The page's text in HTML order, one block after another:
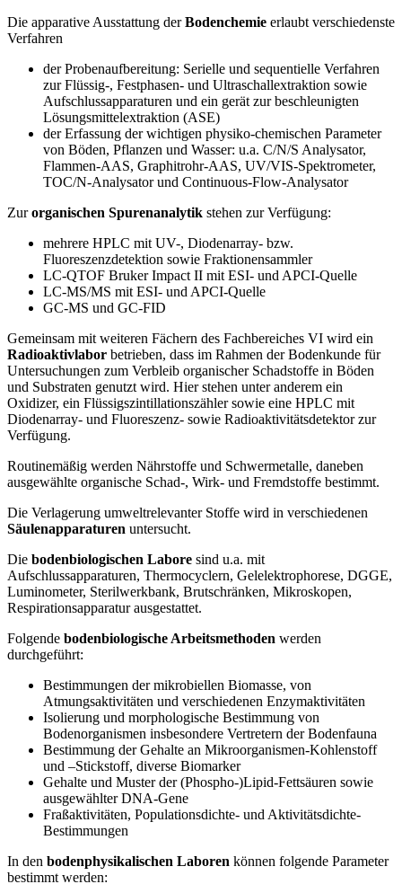
Die apparative Ausstattung derBodenchemie erlaubt verschiedenste
Verfahren
der Probenaufbereitung: Serielle und sequentielle Verfahren
zur Flüssig-, Festphasen- und Ultraschallextraktion sowie
Aufschlussapparaturen und ein gerät zur beschleunigten
Lösungsmittelextraktion (ASE)
der Erfassung der wichtigen physiko-chemischen Parameter
von Böden, Pflanzen und Wasser: u.a. C/N/S Analysator,
Flammen-AAS, Graphitrohr-AAS, UV/VIS-Spektrometer,
TOC/N-Analysator und Continuous-Flow-Analysator
Zurorganischen Spurenanalytik stehen zur Verfügung:
mehrere HPLC mit UV-, Diodenarray- bzw.
Fluoreszenzdetektion sowie Fraktionensammler
LC-QTOF Bruker Impact II mit ESI- und APCI-Quelle
LC-MS/MS mit ESI- und APCI-Quelle
GC-MS und GC-FID
Gemeinsam mit weiteren Fächern des Fachbereiches VI wird ein
Radioaktivlabor betrieben, dass im Rahmen der Bodenkunde für
Untersuchungen zum Verbleib organischer Schadstoffe in Böden
und Substraten genutzt wird. Hier stehen unter anderem ein
Oxidizer, ein Flüssigszintillationszähler sowie eine HPLC mit
Diodenarray- und Fluoreszenz- sowie Radioaktivitätsdetektor zur
Verfügung.
Routinemäßig werden Nährstoffe und Schwermetalle, daneben
ausgewählte organische Schad-, Wirk- und Fremdstoffe bestimmt.
Die Verlagerung umweltrelevanter Stoffe wird in verschiedenen
Säulenapparaturen untersucht.
Die bodenbiologischen Labore sind u.a. mit
Aufschlussapparaturen, Thermocyclern, Gelelektrophorese, DGGE,
Luminometer, Sterilwerkbank, Brutschränken, Mikroskopen,
Respirationsapparatur ausgestattet.
Folgende bodenbiologische Arbeitsmethoden werden
durchgeführt:
Bestimmungen der mikrobiellen Biomasse, von
Atmungsaktivitäten und verschiedenen Enzymaktivitäten
Isolierung und morphologische Bestimmung von
Bodenorganismen insbesondere Vertretern der Bodenfauna
Bestimmung der Gehalte an Mikroorganismen-Kohlenstoff
und –Stickstoff, diverse Biomarker
Gehalte und Muster der (Phospho-)Lipid-Fettsäuren sowie
ausgewählter DNA-Gene
Fraßaktivitäten, Populationsdichte- und Aktivitätsdichte-
Bestimmungen
In den bodenphysikalischen Laboren können folgende Parameter
bestimmt werden: